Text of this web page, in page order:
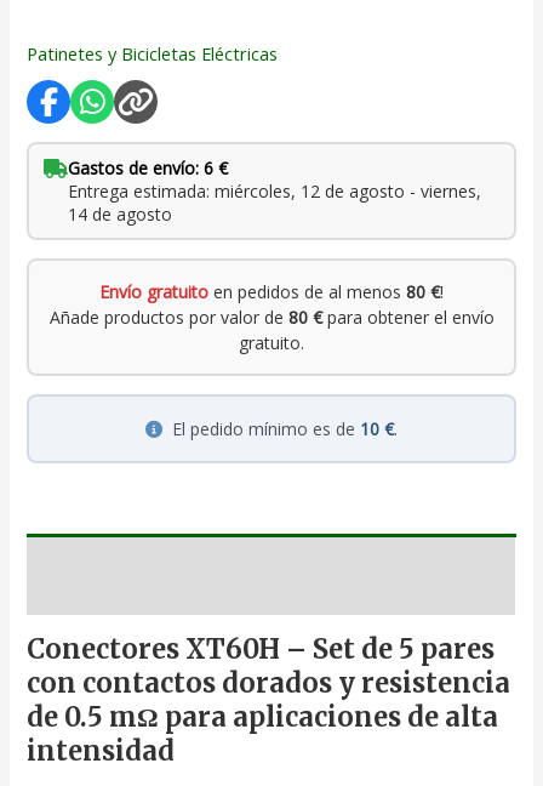
Patinetes y Bicicletas Eléctricas
Gastos de envío: 6 €
Entrega estimada: miércoles, 12 de agosto - viernes,
14 de agosto
Envío gratuito en pedidos de al menos 80 €!
Añade productos por valor de 80 €para obtener el envío
gratuito.
El pedido mínimo es de 10 €.
Conectores XT60H – Set de 5 pares
con contactos dorados y resistencia
de 0.5 mΩ para aplicaciones de alta
intensidad